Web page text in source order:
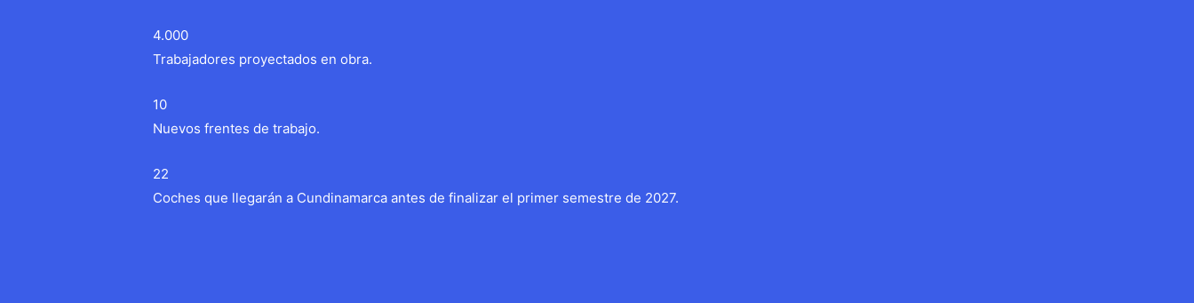
4.000
Trabajadores proyectados en obra.
10
Nuevos frentes de trabajo.
22
Coches que llegarán a Cundinamarca antes de finalizar el primer semestre de 2027.